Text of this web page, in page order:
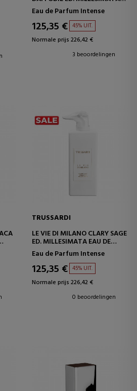
EAU DE PARFUM INTENSE
Eau de Parfum Intense
125,35 € 45% UIT.
Normale prijs 226,42 €
3 beoordelingen
TRUSSARDI
LE VIE DI MILANO CLARY SAGE
ED. MILLESIMATA EAU DE
PARFUM INTENSE
Eau de Parfum Intense
125,35 € 45% UIT.
Normale prijs 226,42 €
0 beoordelingen